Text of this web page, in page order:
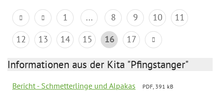
1 ... 8 9 10
11
12
13 14 15 16 17
Informationen aus der Kita "Pfingstanger"
Bericht - Schmetterlinge und Alpakas
PDF, 391 kB